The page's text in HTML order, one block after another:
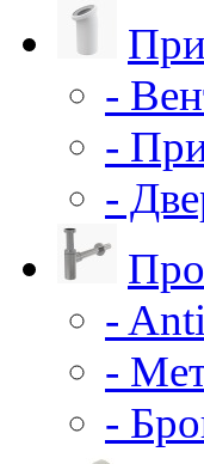
-
-
-
-
-
-